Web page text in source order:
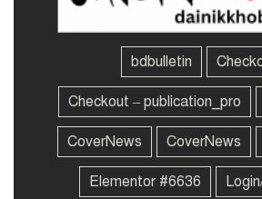
জুলাই গণ-
অনিচ্ছাকৃত
প্রকাশ
জুলাইয়ের
চলবে:
দিল্লিতে
bdbulletin
Checkout – publication_pro
CoverNews CoverNews
Elementor #6636